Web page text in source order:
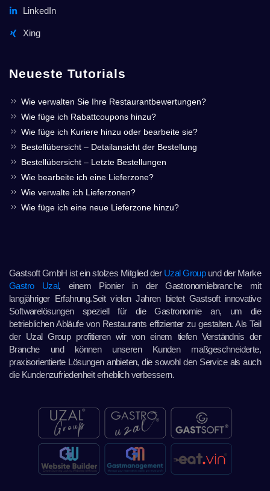
LinkedIn
Xing
Neueste Tutorials
Wie verwalten Sie Ihre Restaurantbewertungen?
Wie füge ich Rabattcoupons hinzu?
Wie füge ich Kuriere hinzu oder bearbeite sie?
Bestellübersicht – Detailansicht der Bestellung
Bestellübersicht – Letzte Bestellungen
Wie bearbeite ich eine Lieferzone?
Wie verwalte ich Lieferzonen?
Wie füge ich eine neue Lieferzone hinzu?
Gastsoft GmbH ist ein stolzes Mitglied der Uzal Groupund der Marke
Gastro Uzal, einem Pionier in der Gastronomiebranche mit
langjähriger Erfahrung.Seit vielen Jahren bietet Gastsoft innovative
Softwarelösungen speziell für die Gastronomie an, um die
betrieblichen Abläufe von Restaurants effizienter zu gestalten. Als Teil
der Uzal Group profitieren wir von einem tiefen Verständnis der
Branche und können unseren Kunden maßgeschneiderte,
praxisorientierte Lösungen anbieten, die sowohl den Service als auch
die Kundenzufriedenheit erheblich verbessern.